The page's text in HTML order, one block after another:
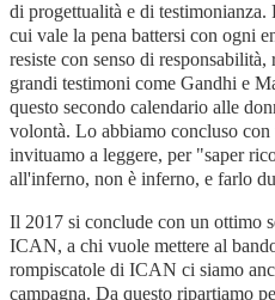
di progettualità e di testimonianza.
cui vale la pena battersi con ogni
resiste con senso di
grandi testimoni come Gandhi e
questo secondo calendario alle
volontà. Lo abbiamo concluso
invituamo a leggere, per "saper
all'inferno, non è inferno, e farlo
Il 2017 si conclude con un ottimo
ICAN, a chi vuole mettere al
rompiscatole di ICAN ci siamo
campagna. Da questo ripartiamo